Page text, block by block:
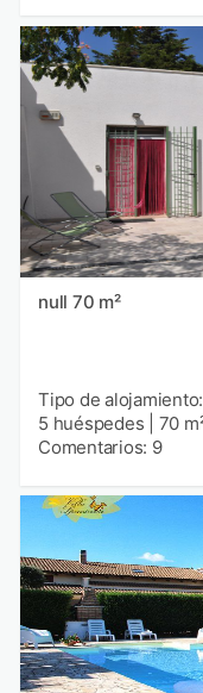
null 70 m²
Tipo de
5 huéspedes
70
Comentarios: 9